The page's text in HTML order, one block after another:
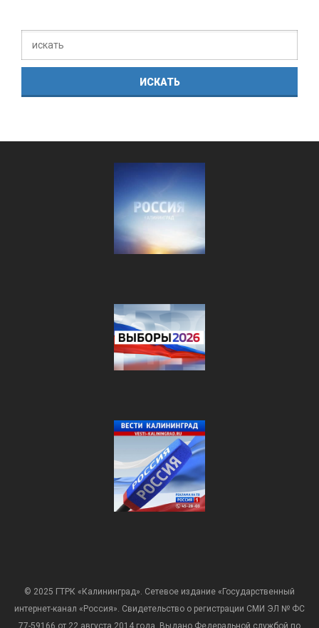
© 2025 ГТРК «Калининград». Сетевое издание «Государственный
интернет-канал «Россия». Свидетельство о регистрации СМИ ЭЛ № ФС